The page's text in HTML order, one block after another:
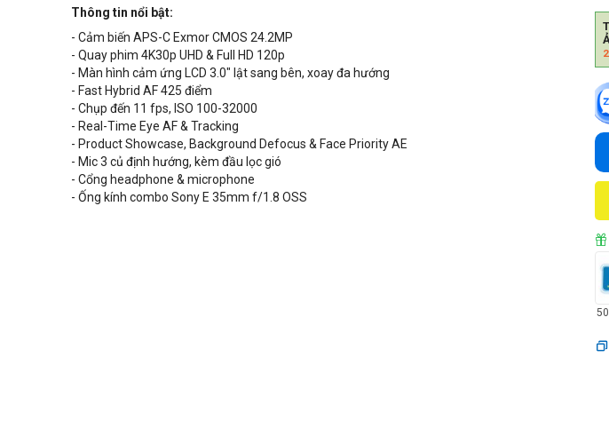
Thông tin nổi bật:
- Cảm biến APS-C Exmor CMOS 24.2MP
- Quay phim 4K30p UHD & Full HD 120p
- Màn hình cảm ứng LCD 3.0" lật sang bên, xoay đa hướng
- Fast Hybrid AF 425 điểm
- Chụp đến 11 fps, ISO 100-32000
- Real-Time Eye AF & Tracking
- Product Showcase, Background Defocus & Face Priority AE
- Mic 3 củ định hướng, kèm đầu lọc gió
- Cổng headphone & microphone
- Ống kính combo Sony E 35mm f/1.8 OSS